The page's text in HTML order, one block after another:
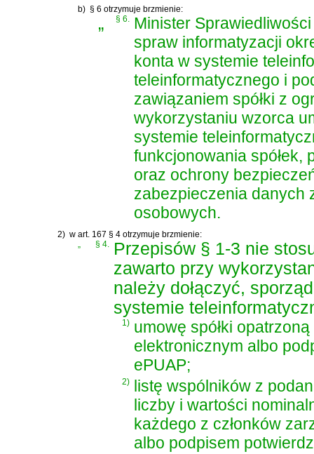
b) § 6 otrzymuje brzmienie:
„ § 6. Minister
spraw informatyzacji
konta w systemie
teleinformatycznego i
zawiązaniem spółki z
wykorzystaniu wzorca
systemie
funkcjonowania spółek,
oraz ochrony
zabezpieczenia danych
osobowych.
2) w art. 167 § 4 otrzymuje brzmienie:
§ 4.
Przepisów § 1-3 nie
zawarto przy
należy dołączyć,
systemie
1) umowę spółki
elektronicznym albo
ePUAP;
2)
listę wspólników z
liczby i wartości
każdego z członków
albo podpisem